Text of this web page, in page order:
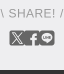
\ SHARE! /